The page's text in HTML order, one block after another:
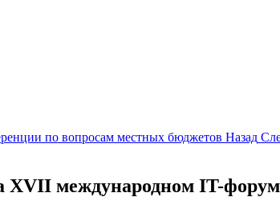
по вопросам местных бюджетов Назад
XVII международном IT-